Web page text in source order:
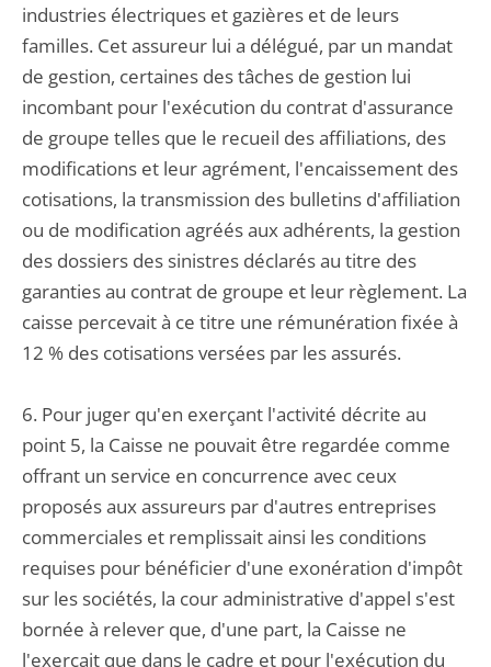
industries électriques et gazières et de leurs
familles. Cet assureur lui a délégué, par un mandat
de gestion, certaines des tâches de gestion lui
incombant pour l'exécution du contrat d'assurance
de groupe telles que le recueil des affiliations, des
modifications et leur agrément, l'encaissement des
cotisations, la transmission des bulletins d'affiliation
ou de modification agréés aux adhérents, la gestion
des dossiers des sinistres déclarés au titre des
garanties au contrat de groupe et leur règlement. La
caisse percevait à ce titre une rémunération fixée à
12 % des cotisations versées par les assurés.
6. Pour juger qu'en exerçant l'activité décrite au
point 5, la Caisse ne pouvait être regardée comme
offrant un service en concurrence avec ceux
proposés aux assureurs par d'autres entreprises
commerciales et remplissait ainsi les conditions
requises pour bénéficier d'une exonération d'impôt
sur les sociétés, la cour administrative d'appel s'est
bornée à relever que, d'une part, la Caisse ne
l'exerçait que dans le cadre et pour l'exécution du